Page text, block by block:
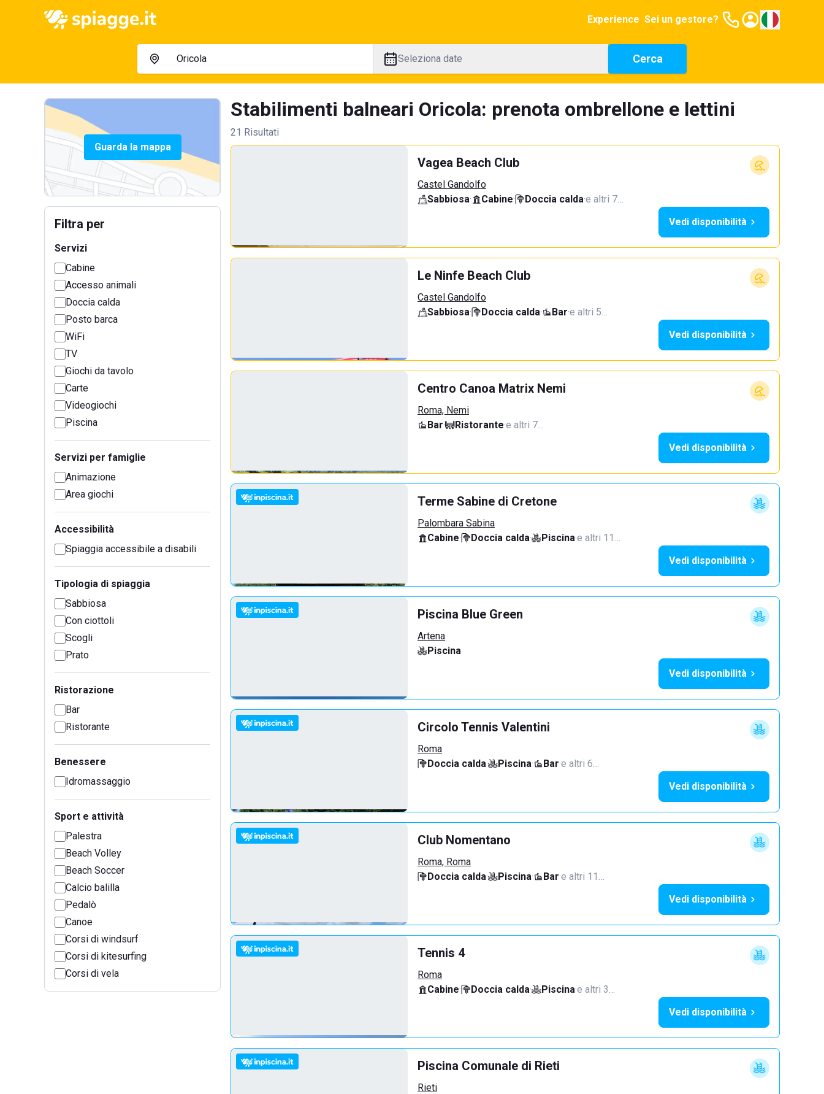
Experience Sei un gestore?
Seleziona date Cerca
Guarda la mappa
Filtra per
Servizi
Cabine
Accesso animali
Doccia calda
Posto barca
WiFi
TV
Giochi da tavolo
Carte
Videogiochi
Piscina
Servizi per famiglie
Animazione
Area giochi
Accessibilità
Spiaggia accessibile a disabili
Tipologia di spiaggia
Sabbiosa
Con ciottoli
Scogli
Prato
Ristorazione
Bar
Ristorante
Benessere
Idromassaggio
Sport e attività
Palestra
Beach Volley
Beach Soccer
Calcio balilla
Pedalò
Canoe
Corsi di windsurf
Corsi di kitesurfing
Corsi di vela
Stabilimenti balneari Oricola: prenota ombrellone e lettini
21 Risultati
Vagea Beach Club
Castel Gandolfo
Sabbiosa· Cabine· Doccia calda·e altri 7…
Vedi disponibilità
Le Ninfe Beach Club
Castel Gandolfo
Sabbiosa· Doccia calda· Bar·e altri 5…
Vedi disponibilità
Centro Canoa Matrix Nemi
Roma, Nemi
Bar· Ristorante·e altri 7…
Vedi disponibilità
Terme Sabine di Cretone
Palombara Sabina
Cabine· Doccia calda· Piscina·e altri 11…
Vedi disponibilità
Piscina Blue Green
Artena
Piscina
Vedi disponibilità
Circolo Tennis Valentini
Roma
Doccia calda· Piscina· Bar·e altri 6…
Vedi disponibilità
Club Nomentano
Roma, Roma
Doccia calda· Piscina· Bar·e altri 11…
Vedi disponibilità
Tennis 4
Roma
Cabine· Doccia calda· Piscina·e altri 3…
Vedi disponibilità
Piscina Comunale di Rieti
Rieti